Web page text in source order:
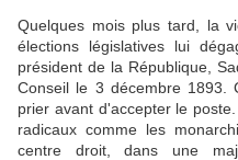
Quelques mois plus tard, la
élections législatives lui
président de la République,
Conseil le 3 décembre 1893.
prier avant d'accepter le
radicaux comme les
centre droit, dans une